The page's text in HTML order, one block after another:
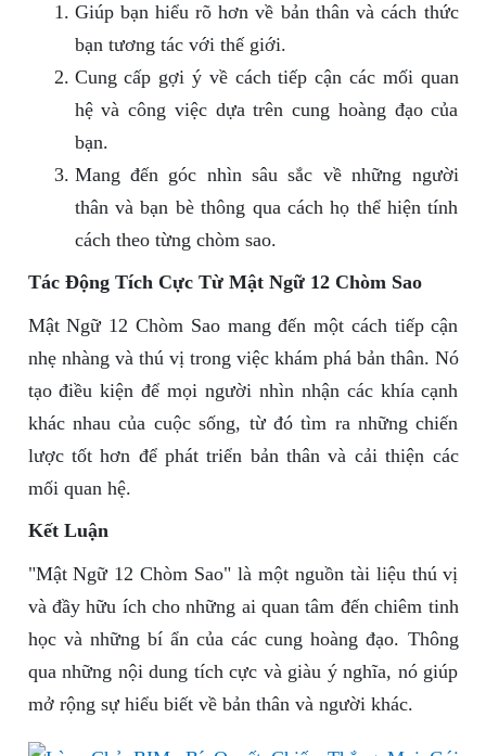
Giúp bạn hiểu rõ hơn về bản thân và cách thức
bạn tương tác với thế giới.
Cung cấp gợi ý về cách tiếp cận các mối quan
hệ và công việc dựa trên cung hoàng đạo của
bạn.
Mang đến góc nhìn sâu sắc về những người
thân và bạn bè thông qua cách họ thể hiện tính
cách theo từng chòm sao.
Tác Động Tích Cực Từ Mật Ngữ 12 Chòm Sao
Mật Ngữ 12 Chòm Sao mang đến một cách tiếp cận
nhẹ nhàng và thú vị trong việc khám phá bản thân. Nó
tạo điều kiện để mọi người nhìn nhận các khía cạnh
khác nhau của cuộc sống, từ đó tìm ra những chiến
lược tốt hơn để phát triển bản thân và cải thiện các
mối quan hệ.
Kết Luận
"Mật Ngữ 12 Chòm Sao" là một nguồn tài liệu thú vị
và đầy hữu ích cho những ai quan tâm đến chiêm tinh
học và những bí ẩn của các cung hoàng đạo. Thông
qua những nội dung tích cực và giàu ý nghĩa, nó giúp
mở rộng sự hiểu biết về bản thân và người khác.